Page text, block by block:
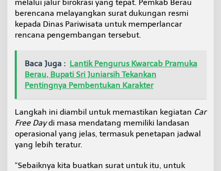
melalui jalur birokrasi yang tepat. Pemkab Berau
berencana melayangkan surat dukungan resmi
kepada Dinas Pariwisata untuk memperlancar
rencana pengembangan tersebut.
Baca Juga : Lantik Pengurus Kwarcab Pramuka
Berau, Bupati Sri Juniarsih Tekankan
Pentingnya Pembentukan Karakter
Langkah ini diambil untuk memastikan kegiatan Car
Free Daydi masa mendatang memiliki landasan
operasional yang jelas, termasuk penetapan jadwal
yang lebih teratur.
“Sebaiknya kita buatkan surat untuk itu, untuk